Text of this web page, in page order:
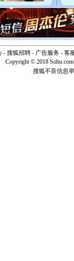
[元旦]如
起；二是
离。水晶
[元旦]当
泣，这痛
卖了。水
[春节] 风
颜！冬去
道一声平
- 搜狐招聘- 广告服务- 客
Copyright © 2018
搜狐不良信息